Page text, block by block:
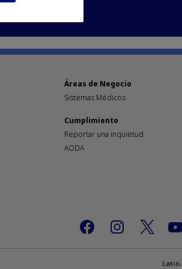
Áreas de Negocio
Sistemas Médicos
Cumplimiento
Reportar una inquietud
AODA
Latin